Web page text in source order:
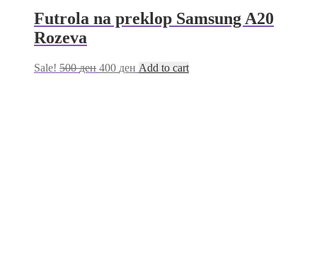
Futrola na preklop Samsung A20
Rozeva
Sale! 500ден 400 ден Add to cart